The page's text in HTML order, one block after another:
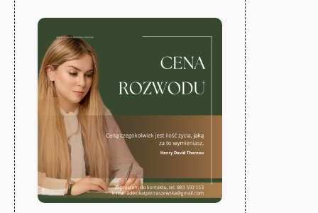
alimentów?
Gorzów